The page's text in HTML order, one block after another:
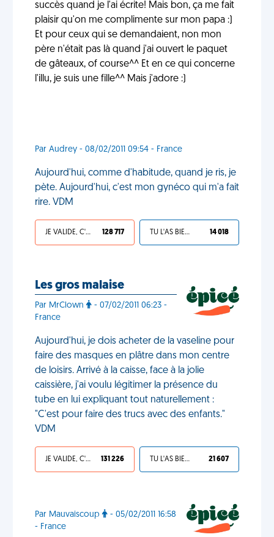
succès quand je l'ai écrite! Mais bon, ça me fait
plaisir qu'on me complimente sur mon papa :)
Et pour ceux qui se demandaient, non mon
père n'était pas là quand j'ai ouvert le paquet
de gâteaux, of course^^ Et en ce qui concerne
l'illu, je suis une fille^^ Mais j'adore :)
Par Audrey - 08/02/2011 09:54 - France
Aujourd'hui, comme d'habitude, quand je ris, je
pète. Aujourd'hui, c'est mon gynéco qui m'a fait
rire. VDM
JE VALIDE, C'EST UNE VDM 128 717 TU L'AS BIEN MÉRITÉ 14 018
Les gros malaise
Par MrClown
- 07/02/2011 06:23 -
France
Aujourd'hui, je dois acheter de la vaseline pour
faire des masques en plâtre dans mon centre
de loisirs. Arrivé à la caisse, face à la jolie
caissière, j'ai voulu légitimer la présence du
tube en lui expliquant tout naturellement :
"C'est pour faire des trucs avec des enfants."
VDM
JE VALIDE, C'EST UNE VDM 131 226 TU L'AS BIEN MÉRITÉ 21 607
Par Mauvaiscoup
- 05/02/2011 16:58
- France